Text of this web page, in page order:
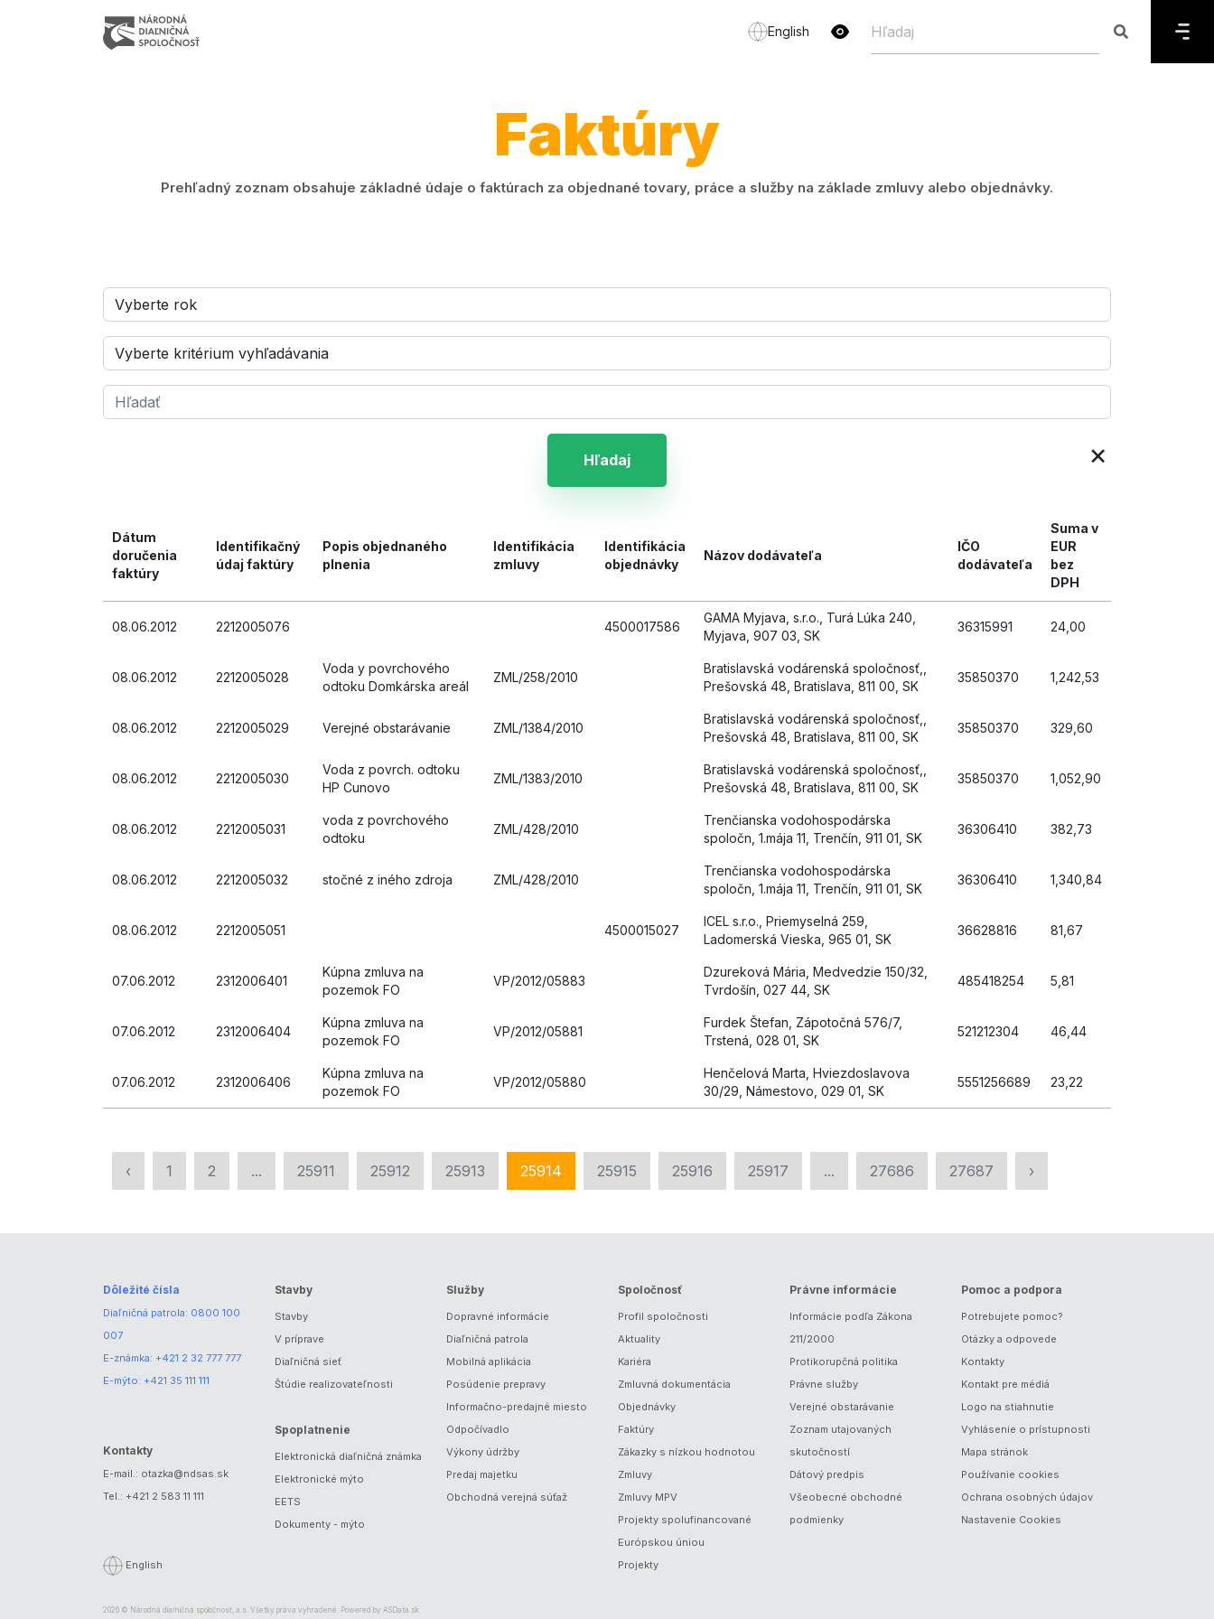
English
Faktúry
Prehľadný zoznam obsahuje základné údaje o faktúrach za objednané tovary, práce a služby na základe zmluvy alebo objednávky.
Hľadaj ×
Dátum
doručenia
faktúry
Identifikačný
údaj faktúry
Popis objednaného
plnenia
Identifikácia
zmluvy
Identifikácia
objednávky
Názov dodávateľa
IČO
dodávateľa
Suma v
EUR
bez
DPH
08.06.2012 2212005076 4500017586
GAMA Myjava, s.r.o., Turá Lúka 240,
Myjava, 907 03, SK
36315991 24,00
08.06.2012 2212005028
Voda y povrchového
odtoku Domkárska areál
ZML/258/2010
Bratislavská vodárenská spoločnosť,,
Prešovská 48, Bratislava, 811 00, SK
35850370 1,242,53
08.06.2012 2212005029 Verejné obstarávanie ZML/1384/2010
Bratislavská vodárenská spoločnosť,,
Prešovská 48, Bratislava, 811 00, SK
35850370 329,60
08.06.2012 2212005030
Voda z povrch. odtoku
HP Cunovo
ZML/1383/2010
Bratislavská vodárenská spoločnosť,,
Prešovská 48, Bratislava, 811 00, SK
35850370 1,052,90
08.06.2012 2212005031
voda z povrchového
odtoku
ZML/428/2010
Trenčianska vodohospodárska
spoločn, 1.mája 11, Trenčín, 911 01, SK
36306410 382,73
08.06.2012 2212005032 stočné z iného zdroja ZML/428/2010
Trenčianska vodohospodárska
spoločn, 1.mája 11, Trenčín, 911 01, SK
36306410 1,340,84
08.06.2012 2212005051 4500015027
ICEL s.r.o., Priemyselná 259,
Ladomerská Vieska, 965 01, SK
36628816 81,67
07.06.2012 2312006401
Kúpna zmluva na
pozemok FO
VP/2012/05883
Dzureková Mária, Medvedzie 150/32,
Tvrdošín, 027 44, SK
485418254 5,81
07.06.2012 2312006404
Kúpna zmluva na
pozemok FO
VP/2012/05881
Furdek Štefan, Zápotočná 576/7,
Trstená, 028 01, SK
521212304 46,44
07.06.2012 2312006406
Kúpna zmluva na
pozemok FO
VP/2012/05880
Henčelová Marta, Hviezdoslavova
30/29, Námestovo, 029 01, SK
5551256689 23,22
‹ 1 2 ... 25911 25912 25913 25914 25915 25916 25917 ... 27686 27687 ›
Dôležité čísla
Diaľničná patrola: 0800 100
007
E-známka: +421 2 32 777 777
E-mýto: +421 35 111 111
Kontakty
E-mail.: otazka@ndsas.sk
Tel.: +421 2 583 11 111
English
Stavby
Stavby
V príprave
Diaľničná sieť
Štúdie realizovateľnosti
Spoplatnenie
Elektronická diaľničná známka
Elektronické mýto
EETS
Dokumenty - mýto
Služby
Dopravné informácie
Diaľničná patrola
Mobilná aplikácia
Posúdenie prepravy
Informačno-predajné miesto
Odpočívadlo
Výkony údržby
Predaj majetku
Obchodná verejná súťaž
Spoločnosť
Profil spoločnosti
Aktuality
Kariéra
Zmluvná dokumentácia
Objednávky
Faktúry
Zákazky s nízkou hodnotou
Zmluvy
Zmluvy MPV
Projekty spolufinancované
Európskou úniou
Projekty
Právne informácie
Informácie podľa Zákona
211/2000
Protikorupčná politika
Právne služby
Verejné obstarávanie
Zoznam utajovaných
skutočností
Dátový predpis
Všeobecné obchodné
podmienky
Pomoc a podpora
Potrebujete pomoc?
Otázky a odpovede
Kontakty
Kontakt pre médiá
Logo na stiahnutie
Vyhlásenie o prístupnosti
Mapa stránok
Používanie cookies
Ochrana osobných údajov
Nastavenie Cookies
2026 © Národná diaľničná spoločnosť, a.s. Všetky práva vyhradené. Powered by ASData.sk